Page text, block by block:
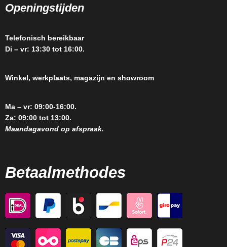
Openingstijden
Telefonisch bereikbaar
Di – vr: 13:30 tot 16:00.
Winkel, werkplaats, magazijn en showroom
Ma – vr: 09:00-16:00.
Za: 09:00 tot 13:00.
Maandagavond op afspraak.
Betaalmethodes